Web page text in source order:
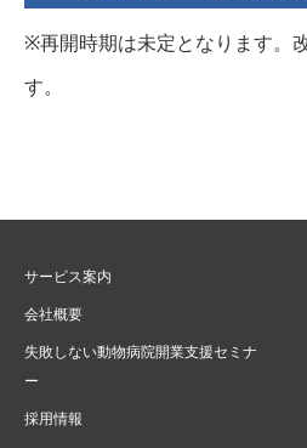
※再開時期は未定となります。
す。
サービス案内
会社概要
失敗しない動物病院開業支援セミナ
ー
採用情報